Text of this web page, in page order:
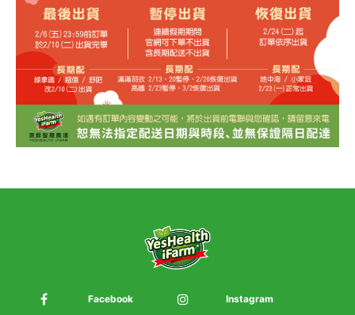
Facebook
Instagram